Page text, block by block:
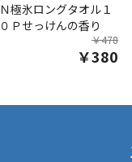
Ｎ極氷ロングタオル１
０Ｐせっけんの香り
￥478
￥380